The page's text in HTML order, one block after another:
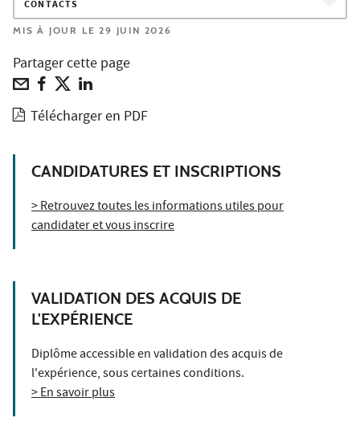
CONTACTS
MIS À JOUR LE 29 JUIN 2026
Partager cette page
Télécharger en PDF
CANDIDATURES ET INSCRIPTIONS
> Retrouvez toutes les informations utiles pour
candidater et vous inscrire
VALIDATION DES ACQUIS DE
L'EXPÉRIENCE
Diplôme accessible en validation des acquis de
l'expérience, sous certaines conditions.
> En savoir plus